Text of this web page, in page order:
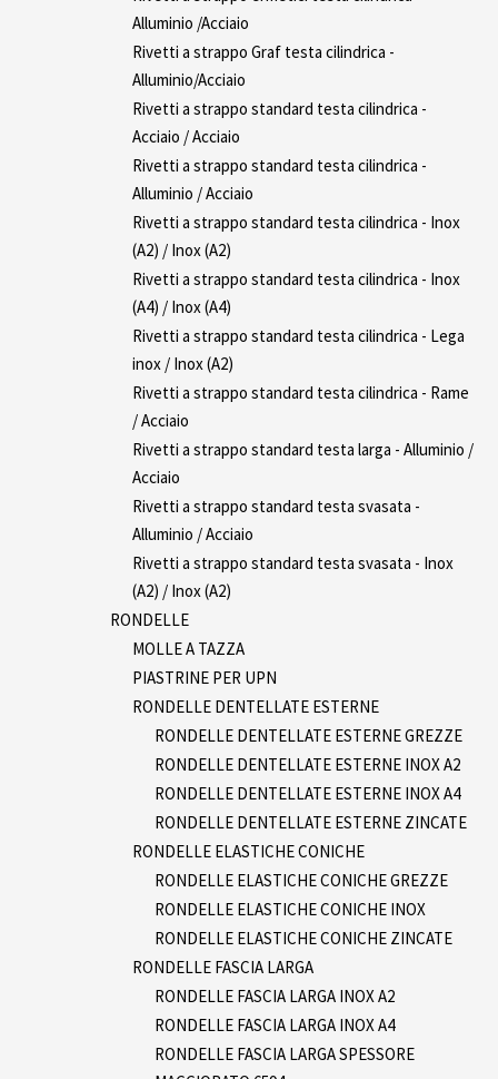
Alluminio /Acciaio
Rivetti a strappo Graf testa cilindrica -
Alluminio/Acciaio
Rivetti a strappo standard testa cilindrica -
Acciaio / Acciaio
Rivetti a strappo standard testa cilindrica -
Alluminio / Acciaio
Rivetti a strappo standard testa cilindrica - Inox
(A2) / Inox (A2)
Rivetti a strappo standard testa cilindrica - Inox
(A4) / Inox (A4)
Rivetti a strappo standard testa cilindrica - Lega
inox / Inox (A2)
Rivetti a strappo standard testa cilindrica - Rame
/ Acciaio
Rivetti a strappo standard testa larga - Alluminio /
Acciaio
Rivetti a strappo standard testa svasata -
Alluminio / Acciaio
Rivetti a strappo standard testa svasata - Inox
(A2) / Inox (A2)
RONDELLE
MOLLE A TAZZA
PIASTRINE PER UPN
RONDELLE DENTELLATE ESTERNE
RONDELLE DENTELLATE ESTERNE GREZZE
RONDELLE DENTELLATE ESTERNE INOX A2
RONDELLE DENTELLATE ESTERNE INOX A4
RONDELLE DENTELLATE ESTERNE ZINCATE
RONDELLE ELASTICHE CONICHE
RONDELLE ELASTICHE CONICHE GREZZE
RONDELLE ELASTICHE CONICHE INOX
RONDELLE ELASTICHE CONICHE ZINCATE
RONDELLE FASCIA LARGA
RONDELLE FASCIA LARGA INOX A2
RONDELLE FASCIA LARGA INOX A4
RONDELLE FASCIA LARGA SPESSORE